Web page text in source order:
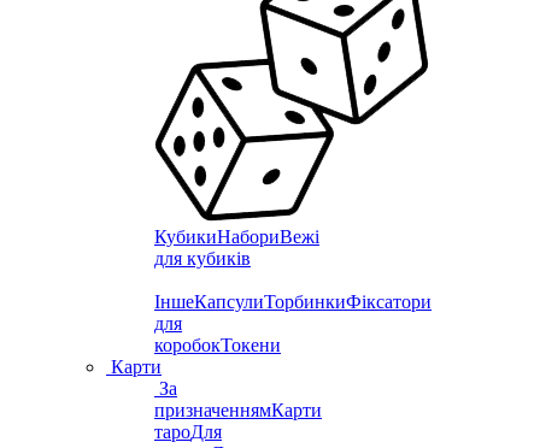
КубикиНабориВежі
для кубиків
ІншеКапсулиТорбинкиФіксатори
для
коробокТокени
Карти
За
призначеннямКарти
тароДля